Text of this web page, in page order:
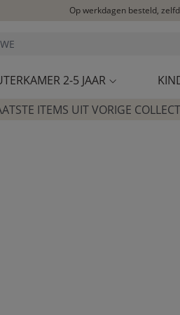
Op werkdagen besteld,
Klantbeoordelingen
2-5 JAAR
ITEMS UIT VORIGE